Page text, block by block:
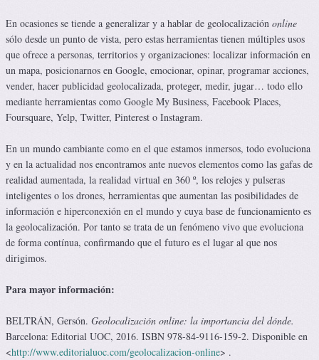
En ocasiones se tiende a generalizar y a hablar de geolocalización online
sólo desde un punto de vista, pero estas herramientas tienen múltiples usos
que ofrece a personas, territorios y organizaciones: localizar información en
un mapa, posicionarnos en Google, emocionar, opinar, programar acciones,
vender, hacer publicidad geolocalizada, proteger, medir, jugar… todo ello
mediante herramientas como Google My Business, Facebook Places,
Foursquare, Yelp, Twitter, Pinterest o Instagram.
En un mundo cambiante como en el que estamos inmersos, todo evoluciona
y en la actualidad nos encontramos ante nuevos elementos como las gafas de
realidad aumentada, la realidad virtual en 360 º, los relojes y pulseras
inteligentes o los drones, herramientas que aumentan las posibilidades de
información e hiperconexión en el mundo y cuya base de funcionamiento es
la geolocalización. Por tanto se trata de un fenómeno vivo que evoluciona
de forma contínua, confirmando que el futuro es el lugar al que nos
dirigimos.
Para mayor información:
BELTRÁN, Gersón. Geolocalización online: la importancia del dónde.
Barcelona: Editorial UOC, 2016. ISBN 978-84-9116-159-2. Disponible en
<http://www.editorialuoc.com/geolocalizacion-online> .